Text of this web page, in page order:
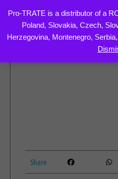
Pro-TRATE is a distributor of a
Poland, Slovakia, Czech,
Herzegovina, Montenegro,
to
Share